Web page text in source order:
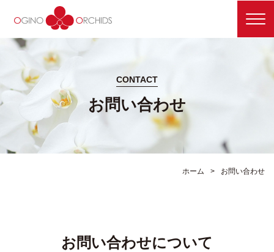
メ
CONTACT
お問い合わせ
ホーム お問い合わせ
お問い合わせについて